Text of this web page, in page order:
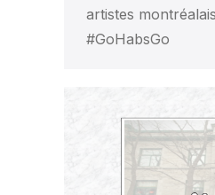
artistes
#GoHabsGo